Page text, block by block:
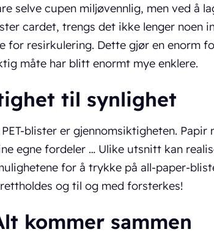
selve cupen miljøvennlig, men ved å
cardet, trengs det ikke lenger noen
for resirkulering. Dette gjør en enorm
måte har blitt enormt mye enklere.
til synlighet
blister er gjennomsiktigheten. Papir
egne fordeler … Ulike utsnitt kan
for å trykke på all-paper-
og til og med forsterkes!
kommer sammen